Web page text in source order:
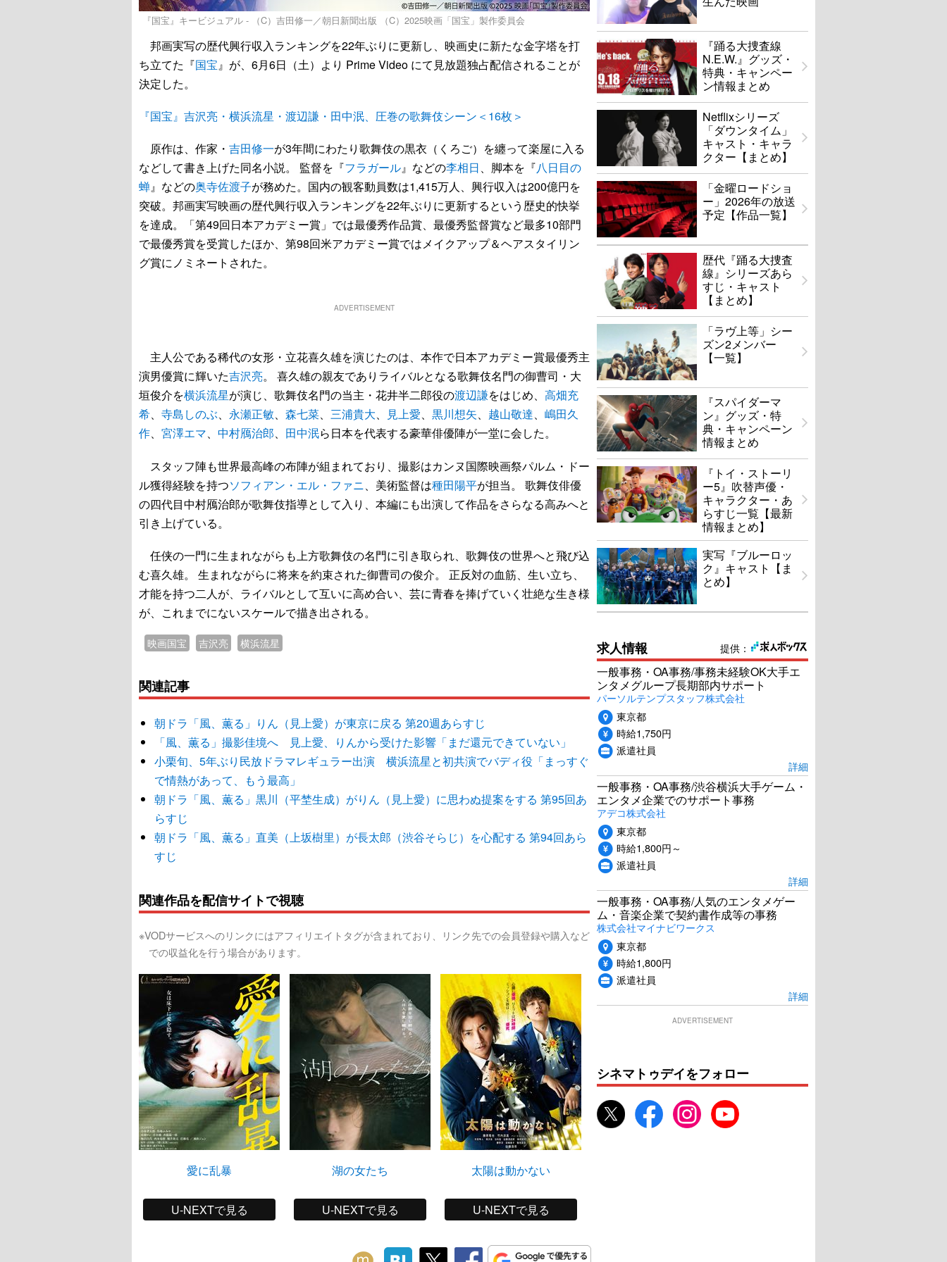
『国宝』キービジュアル - （C）吉田修一／朝日新聞出版 （C）2025映画「国宝」製作委員会
邦画実写の歴代興行収入ランキングを22年ぶりに更新し、映画史に新たな金字塔を打
ち立てた『国宝』が、6月6日（土）より Prime Video にて見放題独占配信されることが
決定した。
『国宝』吉沢亮・横浜流星・渡辺謙・田中泯、圧巻の歌舞伎シーン＜16枚＞
原作は、作家・ 吉田修一が3年間にわたり歌舞伎の黒衣（くろご）を纏って楽屋に入る
などして書き上げた同名小説。 監督を『フラガール』などの李相日、脚本を『八日目の
蝉』などの奥寺佐渡子が務めた。国内の観客動員数は1,415万人、興行収入は200億円を
突破。邦画実写映画の歴代興行収入ランキングを22年ぶりに更新するという歴史的快挙
を達成。「第49回日本アカデミー賞」では最優秀作品賞、最優秀監督賞など最多10部門
で最優秀賞を受賞したほか、第98回米アカデミー賞ではメイクアップ＆ヘアスタイリン
グ賞にノミネートされた。
ADVERTISEMENT
主人公である稀代の女形・立花喜久雄を演じたのは、本作で日本アカデミー賞最優秀主
演男優賞に輝いた吉沢亮。 喜久雄の親友でありライバルとなる歌舞伎名門の御曹司・大
垣俊介を横浜流星が演じ、歌舞伎名門の当主・花井半二郎役の渡辺謙をはじめ、 高畑充
希、 寺島しのぶ、 永瀬正敏、 森七菜、 三浦貴大、 見上愛、 黒川想矢、 越山敬達、 嶋田久
作、 宮澤エマ、 中村鴈治郎、 田中泯ら日本を代表する豪華俳優陣が一堂に会した。
スタッフ陣も世界最高峰の布陣が組まれており、撮影はカンヌ国際映画祭パルム・ドー
ル獲得経験を持つソフィアン・エル・ファニ 、美術監督は種田陽平が担当。 歌舞伎俳優
の四代目中村鴈治郎が歌舞伎指導として入り、本編にも出演して作品をさらなる高みへと
引き上げている。
任侠の一門に生まれながらも上方歌舞伎の名門に引き取られ、歌舞伎の世界へと飛び込
む喜久雄。 生まれながらに将来を約束された御曹司の俊介。 正反対の血筋、生い立ち、
才能を持つ二人が、ライバルとして互いに高め合い、芸に青春を捧げていく壮絶な生き様
が、これまでにないスケールで描き出される。
映画国宝 吉沢亮 横浜流星
関連記事
朝ドラ「風、薫る」りん（見上愛）が東京に戻る 第20週あらすじ
「風、薫る」撮影佳境へ 見上愛、りんから受けた影響「まだ還元できていない」
小栗旬、5年ぶり民放ドラマレギュラー出演 横浜流星と初共演でバディ役「まっすぐ
で情熱があって、もう最高」
朝ドラ「風、薫る」黒川（平埜生成）がりん（見上愛）に思わぬ提案をする 第95回あ
らすじ
朝ドラ「風、薫る」直美（上坂樹里）が長太郎（渋谷そらじ）を心配する 第94回あら
すじ
関連作品を配信サイトで視聴
※VODサービスへのリンクにはアフィリエイトタグが含まれており、リンク先での会員登録や購入など
での収益化を行う場合があります。
愛に乱暴
U-NEXTで見る
湖の女たち
U-NEXTで見る
太陽は動かない
U-NEXTで見る
『踊る大捜査線
N.E.W.』グッズ・
特典・キャンペー
ン情報まとめ
Netflixシリーズ
「ダウンタイム」
キャスト・キャラ
クター【まとめ】
「金曜ロードショ
ー」2026年の放送
予定【作品一覧】
歴代『踊る大捜査
線』シリーズあら
すじ・キャスト
【まとめ】
「ラヴ上等」シー
ズン2メンバー
【一覧】
『スパイダーマ
ン』グッズ・特
典・キャンペーン
情報まとめ
『トイ・ストーリ
ー5』吹替声優・
キャラクター・あ
らすじ一覧【最新
情報まとめ】
実写『ブルーロッ
ク』キャスト【ま
とめ】
提供：
求人情報
一般事務・OA事務/事務未経験OK大手エ
ンタメグループ長期部内サポート
パーソルテンプスタッフ株式会社
東京都
時給1,750円
派遣社員
詳細
一般事務・OA事務/渋谷横浜大手ゲーム・
エンタメ企業でのサポート事務
アデコ株式会社
東京都
時給1,800円～
派遣社員
詳細
一般事務・OA事務/人気のエンタメゲー
ム・音楽企業で契約書作成等の事務
株式会社マイナビワークス
東京都
時給1,800円
派遣社員
詳細
ADVERTISEMENT
シネマトゥデイをフォロー